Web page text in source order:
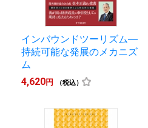
インバウンドツーリズム―
持続可能な発展のメカニズ
ム
4,620円 （税込）